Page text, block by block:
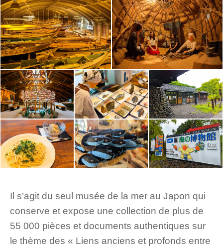
Il s’agit du seul musée de la mer au Japon qui
conserve et expose une collection de plus de
55 000 pièces et documents authentiques sur
le thème des « Liens anciens et profonds entre